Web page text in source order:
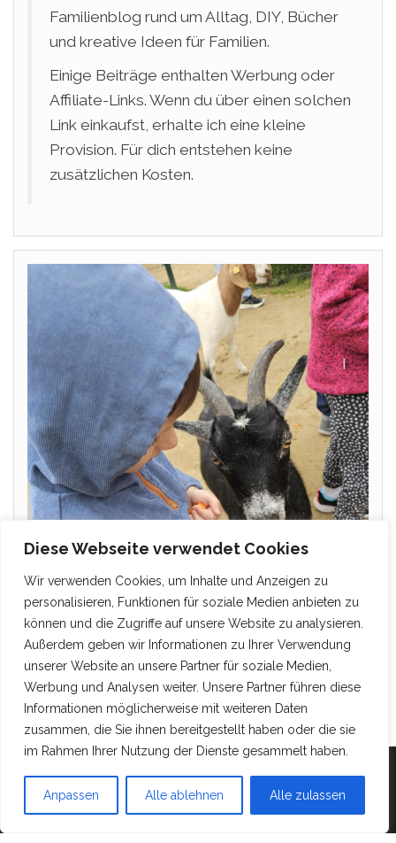
Diese Webseite verwendet Cookies
Wir verwenden Cookies, um Inhalte und Anzeigen zu
personalisieren, Funktionen für soziale Medien anbieten zu
können und die Zugriffe auf unsere Website zu analysieren.
Außerdem geben wir Informationen zu Ihrer Verwendung
unserer Website an unsere Partner für soziale Medien,
Werbung und Analysen weiter. Unsere Partner führen diese
Informationen möglicherweise mit weiteren Daten
zusammen, die Sie ihnen bereitgestellt haben oder die sie
im Rahmen Ihrer Nutzung der Dienste gesammelt haben.
Anpassen Alle ablehnen Alle zulassen
Familienblog rund um Alltag, DIY, Bücher
und kreative Ideen für Familien.
Einige Beiträge enthalten Werbung oder
Affiliate-Links. Wenn du über einen solchen
Link einkaufst, erhalte ich eine kleine
Provision. Für dich entstehen keine
zusätzlichen Kosten.
Mit Stolz präsentiert vonWordPress |Theme:Head
Blog